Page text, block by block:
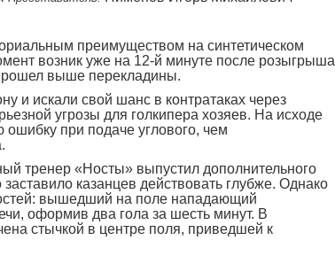
преимуществом на синтетическом
возник уже на 12-й минуте после розыгрыша
выше перекладины.
и искали свой шанс в контратаках через
угрозы для голкипера хозяев. На исходе
при подаче углового, чем
тренер «Носты» выпустил дополнительного
казанцев действовать глубже. Однако
вышедший на поле нападающий
оформив два гола за шесть минут. В
стычкой в центре поля, приведшей к